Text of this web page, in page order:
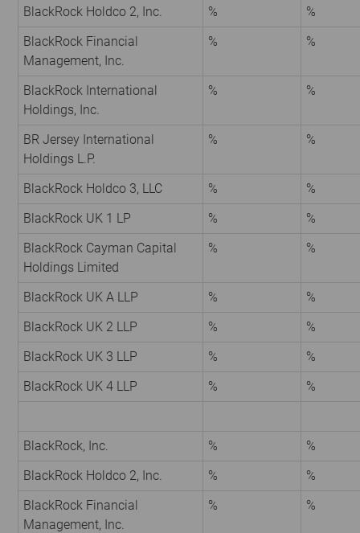
BlackRock Holdco 2, Inc. %
%
BlackRock Financial
Management, Inc.
% %
BlackRock International
Holdings, Inc.
% %
BR Jersey International
Holdings L.P.
% %
BlackRock Holdco 3, LLC %
%
BlackRock UK 1 LP
%
%
BlackRock Cayman Capital
Holdings Limited
% %
BlackRock UK A LLP %
%
BlackRock UK 2 LLP
%
%
BlackRock UK 3 LLP
%
%
BlackRock UK 4 LLP
% %
BlackRock, Inc. %
%
BlackRock Holdco 2, Inc.
%
%
BlackRock Financial
Management, Inc.
% %